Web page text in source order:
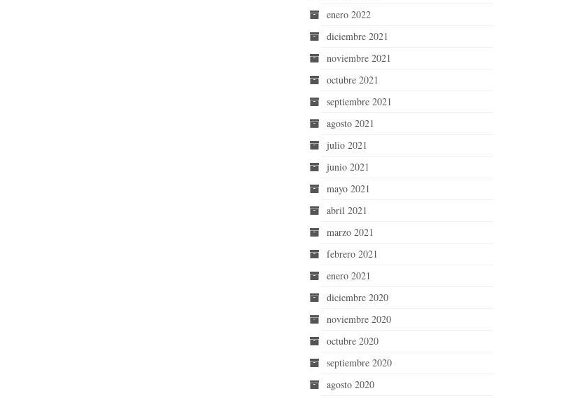
enero 2022
diciembre 2021
noviembre 2021
octubre 2021
septiembre 2021
agosto 2021
julio 2021
junio 2021
mayo 2021
abril 2021
marzo 2021
febrero 2021
enero 2021
diciembre 2020
noviembre 2020
octubre 2020
septiembre 2020
agosto 2020